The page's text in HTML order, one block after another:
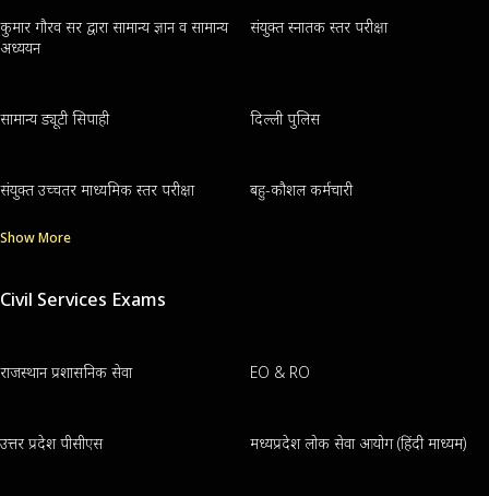
कुमार गौरव सर द्वारा सामान्य ज्ञान व सामान्य
अध्ययन
संयुक्त स्नातक स्तर परीक्षा
सामान्य ड्यूटी सिपाही दिल्ली पुलिस
संयुक्त उच्चतर माध्यमिक स्तर परीक्षा बहु-कौशल कर्मचारी
Show More
Civil Services Exams
राजस्थान प्रशासनिक सेवा EO & RO
उत्तर प्रदेश पीसीएस मध्यप्रदेश लोक सेवा आयोग (हिंदी माध्यम)